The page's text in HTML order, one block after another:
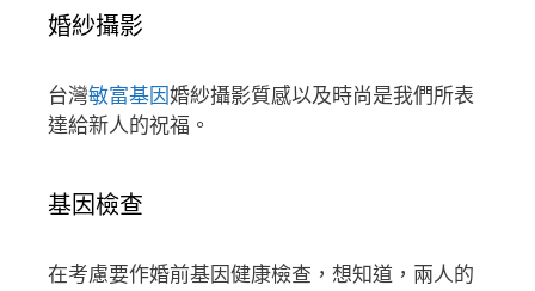
婚紗攝影
台灣敏富基因婚紗攝影質感以及時尚是我們所表
達給新人的祝福。
基因檢查
在考慮要作婚前基因健康檢查，想知道，兩人的